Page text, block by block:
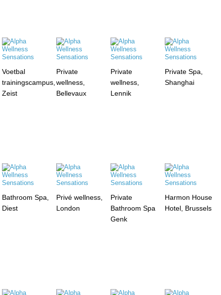
Voetbal
trainingscampus,
Zeist
Private
wellness,
Bellevaux
Private
wellness,
Lennik
Private Spa,
Shanghai
Bathroom Spa,
Diest
Privé wellness,
London
Private
Bathroom Spa
Genk
Harmon House
Hotel, Brussels